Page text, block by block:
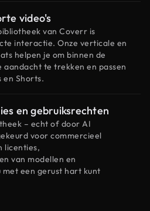
video's
van Coverr is
interactie. Onze verticale en
helpen je om binnen de
aandacht te trekken en passen
en Shorts.
en gebruiksrechten
– echt of door AI
voor commercieel
licenties,
van modellen en
met een gerust hart kunt